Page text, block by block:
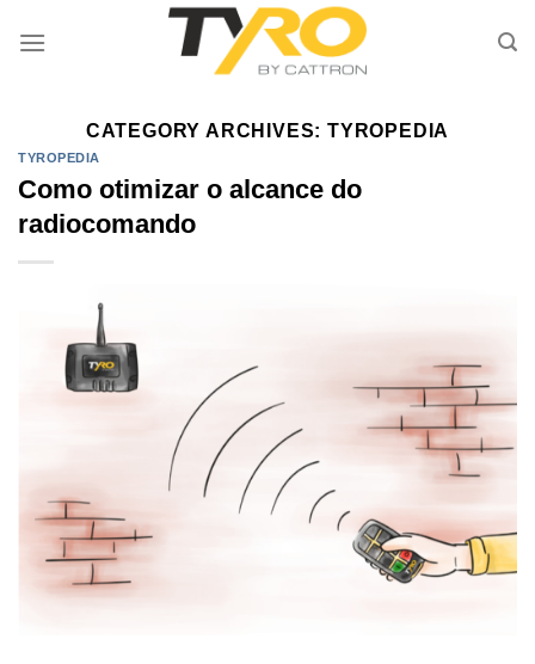
CATEGORY ARCHIVES: TYROPEDIA
TYROPEDIA
Como otimizar o alcance do
radiocomando